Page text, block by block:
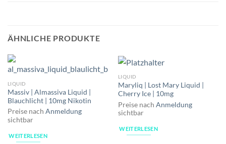
ÄHNLICHE PRODUKTE
LIQUID
Massiv | Almassiva Liquid |
Blauchlicht | 10mg Nikotin
Preise nach Anmeldung
sichtbar
WEITERLESEN
LIQUID
Maryliq | Lost Mary Liquid |
Cherry Ice | 10mg
Preise nach Anmeldung
sichtbar
WEITERLESEN